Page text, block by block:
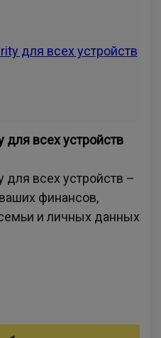
для всех устройств
для всех устройств –
финансов,
и личных данных